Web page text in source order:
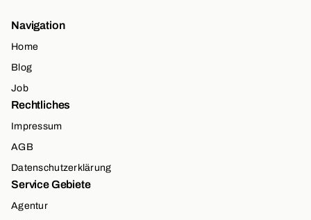
Navigation
Home
Blog
Job
Rechtliches
Impressum
AGB
Datenschutzerklärung
Service Gebiete
Agentur